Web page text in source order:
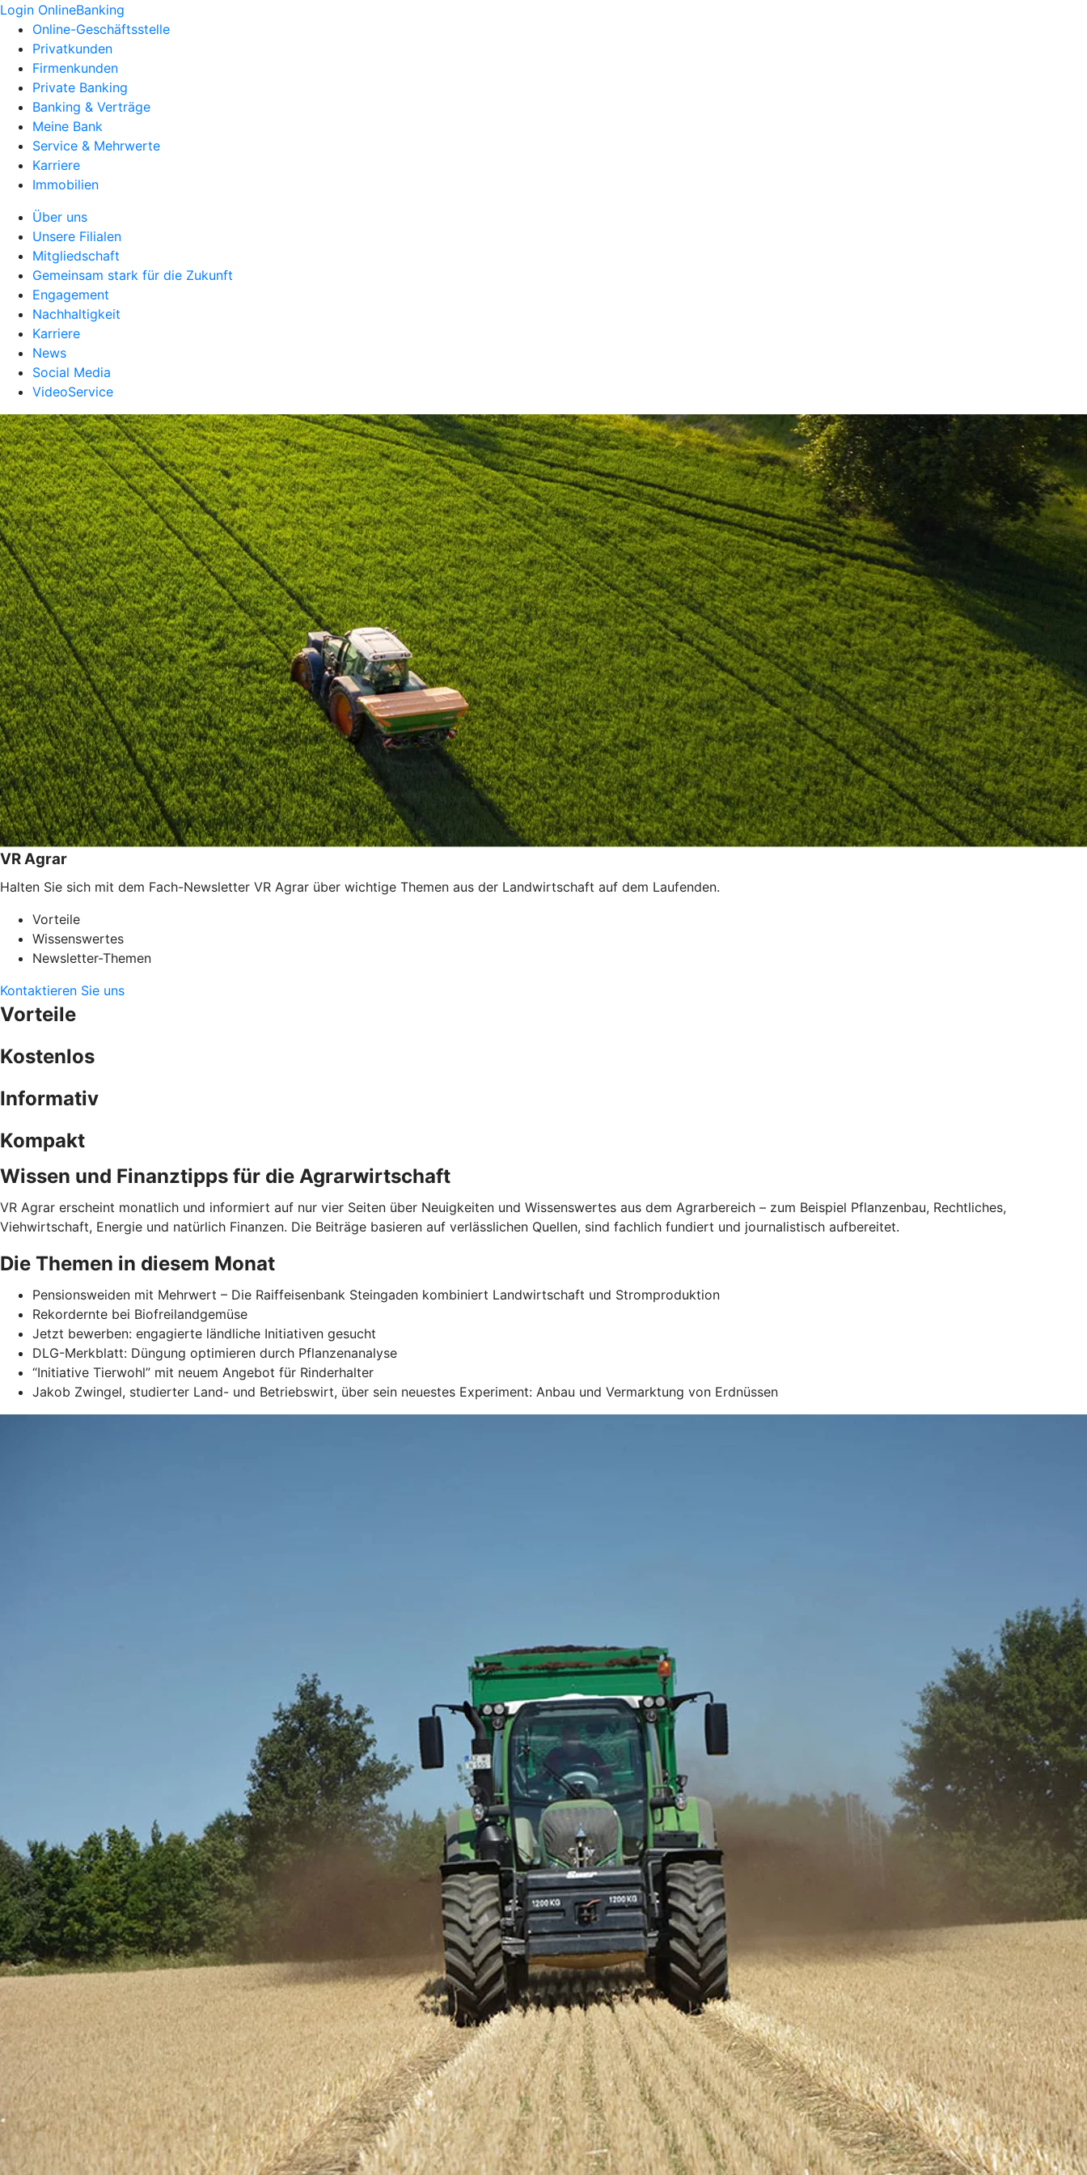
Login OnlineBanking
Online-Geschäftsstelle
Privatkunden
Firmenkunden
Private Banking
Banking & Verträge
Meine Bank
Service & Mehrwerte
Karriere
Immobilien
Über uns
Unsere Filialen
Mitgliedschaft
Gemeinsam stark für die Zukunft
Engagement
Nachhaltigkeit
Karriere
News
Social Media
VideoService
VR Agrar
Halten Sie sich mit dem Fach-Newsletter VR Agrar über wichtige Themen aus der Landwirtschaft auf dem Laufenden.
Vorteile
Wissenswertes
Newsletter-Themen
Kontaktieren Sie uns
Vorteile
Kostenlos
Informativ
Kompakt
Wissen und Finanztipps für die Agrarwirtschaft
VR Agrar erscheint monatlich und informiert auf nur vier Seiten über Neuigkeiten und Wissenswertes aus dem Agrarbereich – zum Beispiel Pflanzenbau, Rechtliches,
Viehwirtschaft, Energie und natürlich Finanzen. Die Beiträge basieren auf verlässlichen Quellen, sind fachlich fundiert und journalistisch aufbereitet.
Die Themen in diesem Monat
Pensionsweiden mit Mehrwert – Die Raiffeisenbank Steingaden kombiniert Landwirtschaft und Stromproduktion
Rekordernte bei Biofreilandgemüse
Jetzt bewerben: engagierte ländliche Initiativen gesucht
DLG-Merkblatt: Düngung optimieren durch Pflanzenanalyse
“Initiative Tierwohl” mit neuem Angebot für Rinderhalter
Jakob Zwingel, studierter Land- und Betriebswirt, über sein neuestes Experiment: Anbau und Vermarktung von Erdnüssen